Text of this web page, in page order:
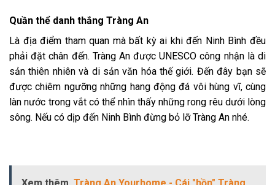
Quần thể danh thắng Tràng An
Là địa điểm tham quan mà bất kỳ ai khi đến Ninh Bình đều
phải đặt chân đến. Tràng Anđược UNESCO công nhận là di
sản thiên nhiên và di sản văn hóa thế giới. Đến đây bạn sẽ
được chiêm ngưỡng những hang động đá vôi hùng vĩ, cùng
làn nước trong vắt có thể nhìn thấy những rong rêu dưới lòng
sông. Nếu có dịp đến Ninh Bình đừng bỏ lỡ Tràng An nhé.